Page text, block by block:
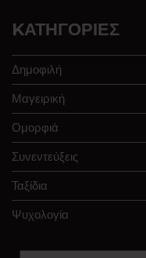
KΑΤΗΓΟΡΊΕΣ
Δημοφιλή
Μαγειρική
Ομορφιά
Συνεντεύξεις
Ταξίδια
Ψυχολογία